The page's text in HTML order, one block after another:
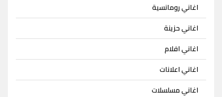
اغاني رومانسية
اغاني حزينة
اغاني افلام
اغاني اعلانات
اغاني مسلسلات